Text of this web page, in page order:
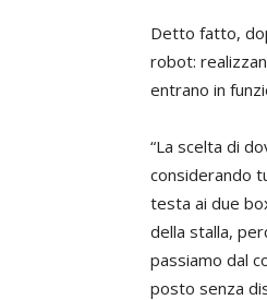
Detto fatto,
robot:
entrano in
“La scelta di
considerando
testa ai due
della stalla,
passiamo dal
posto senza